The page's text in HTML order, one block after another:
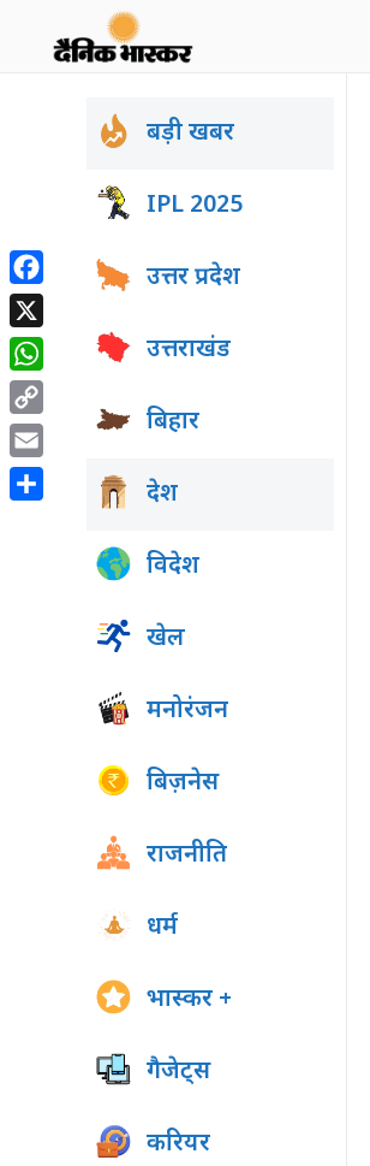
बड़ी खबर
IPL 2025
उत्तर प्रदेश
उत्तराखंड
बिहार
देश
विदेश
खेल
मनोरंजन
बिज़नेस
राजनीति
धर्म
भास्कर +
गैजेट्स
करियर
Facebook
X
WhatsApp
Copy
Link
Email